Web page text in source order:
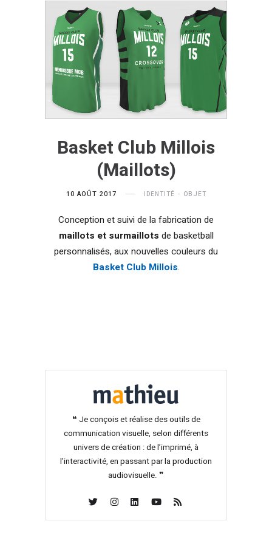
Basket Club Millois
(Maillots)
10 AOÛT 2017 IDENTITÉ OBJET
Conception et suivi de la fabrication de
maillots et surmaillots de basketball
personnalisés, aux nouvelles couleurs du
Basket Club Millois.
❝ Je conçois et réalise des outils de
communication visuelle, selon différents
univers de création : de l’imprimé, à
l’interactivité, en passant par la production
audiovisuelle. ❞